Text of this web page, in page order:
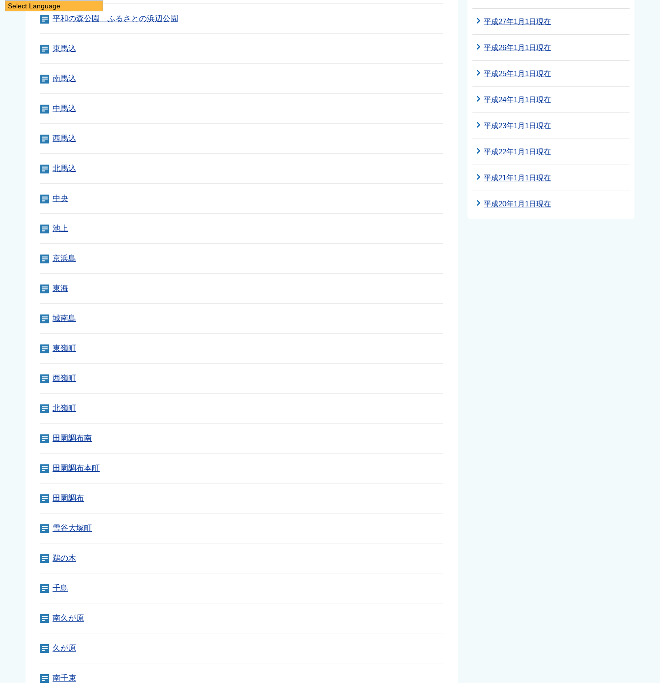
平和の森公園 ふるさとの浜辺公園
東馬込
南馬込
中馬込
西馬込
北馬込
中央
池上
京浜島
東海
城南島
東嶺町
西嶺町
北嶺町
田園調布南
田園調布本町
田園調布
雪谷大塚町
鵜の木
千鳥
南久が原
久が原
南千束
平成27年1月1日現在
平成26年1月1日現在
平成25年1月1日現在
平成24年1月1日現在
平成23年1月1日現在
平成22年1月1日現在
平成21年1月1日現在
平成20年1月1日現在
Select Language